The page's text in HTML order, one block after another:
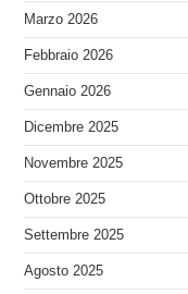
Marzo 2026
Febbraio 2026
Gennaio 2026
Dicembre 2025
Novembre 2025
Ottobre 2025
Settembre 2025
Agosto 2025